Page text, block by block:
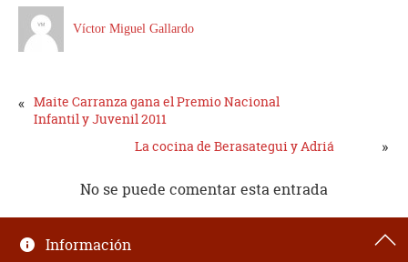
Víctor Miguel Gallardo
« Maite Carranza gana el Premio Nacional
Infantil y Juvenil 2011
La cocina de Berasategui y Adriá
»
No se puede comentar esta entrada
Información